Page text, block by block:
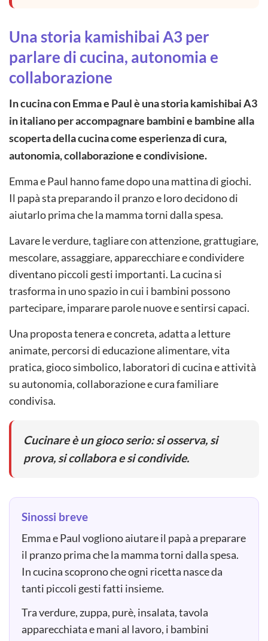
Una storia kamishibai A3 per
parlare di cucina, autonomia e
collaborazione
In cucina con Emma e Paul è una storia kamishibai A3
in italiano per accompagnare bambini e bambine alla
scoperta della cucina come esperienza di cura,
autonomia, collaborazione e condivisione.
Emma e Paul hanno fame dopo una mattina di giochi.
Il papà sta preparando il pranzo e loro decidono di
aiutarlo prima che la mamma torni dalla spesa.
Lavare le verdure, tagliare con attenzione, grattugiare,
mescolare, assaggiare, apparecchiare e condividere
diventano piccoli gesti importanti. La cucina si
trasforma in uno spazio in cui i bambini possono
partecipare, imparare parole nuove e sentirsi capaci.
Una proposta tenera e concreta, adatta a letture
animate, percorsi di educazione alimentare, vita
pratica, gioco simbolico, laboratori di cucina e attività
su autonomia, collaborazione e cura familiare
condivisa.
Cucinare è un gioco serio: si osserva, si
prova, si collabora e si condivide.
Sinossi breve
Emma e Paul vogliono aiutare il papà a preparare
il pranzo prima che la mamma torni dalla spesa.
In cucina scoprono che ogni ricetta nasce da
tanti piccoli gesti fatti insieme.
Tra verdure, zuppa, purè, insalata, tavola
apparecchiata e mani al lavoro, i bambini